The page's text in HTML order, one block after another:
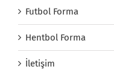
Futbol Forma
Hentbol Forma
İletişim